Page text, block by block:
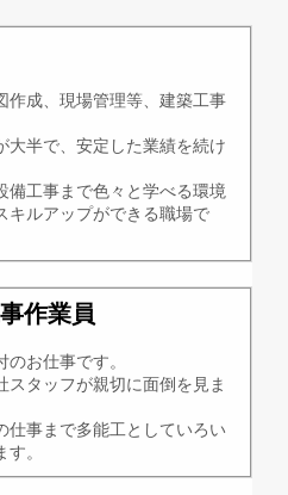
作成、現場管理等、建築工事
大半で、安定した業績を続け
備工事まで色々と学べる環境
キルアップができる職場で
作業員
お仕事です。
スタッフが親切に面倒を見ま
仕事まで多能工としていろい
。